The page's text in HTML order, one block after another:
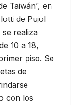
Taiwán”, en
de Pujol
se realiza
10 a 18,
piso. Se
de
con los